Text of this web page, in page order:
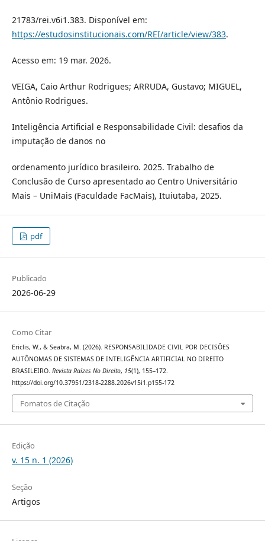
21783/rei.v6i1.383. Disponível em:
https://estudosinstitucionais.com/REI/article/view/383.
Acesso em: 19 mar. 2026.
VEIGA, Caio Arthur Rodrigues; ARRUDA, Gustavo; MIGUEL,
Antônio Rodrigues.
Inteligência Artificial e Responsabilidade Civil: desafios da
imputação de danos no
ordenamento jurídico brasileiro. 2025. Trabalho de
Conclusão de Curso apresentado ao Centro Universitário
Mais – UniMais (Faculdade FacMais), Ituiutaba, 2025.
pdf
Publicado
2026-06-29
Como Citar
Ericlis, W., & Seabra, M. (2026). RESPONSABILIDADE CIVIL POR DECISÕES
AUTÔNOMAS DE SISTEMAS DE INTELIGÊNCIA ARTIFICIAL NO DIREITO
BRASILEIRO. Revista Raízes No Direito, 15(1), 155–172.
https://doi.org/10.37951/2318-2288.2026v15i1.p155-172
Fomatos de Citação
Edição
v. 15 n. 1 (2026)
Seção
Artigos